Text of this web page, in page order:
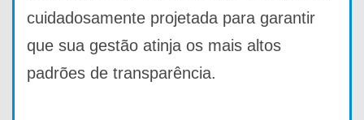
cuidadosamente projetada para garantir
que sua gestão atinja os mais altos
padrões de transparência.